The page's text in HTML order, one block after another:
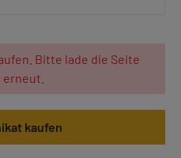
Bitte lade die Seite
kaufen